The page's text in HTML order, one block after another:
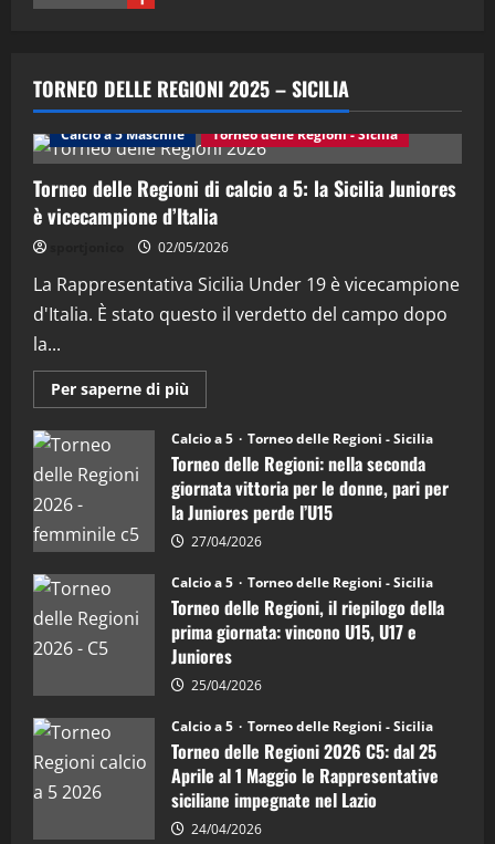
2
“SportEmpire” in Podcast: 29^ Puntata
(Martedi 28 Aprile 2026)
28/04/2026
3
"SportEmpire" in Podcast
“SportEmpire” in Podcast: 28^ Puntata
(Martedi 21 Aprile 2026)
21/04/2026
4
(Martedi 14 Aprile 2026)
5
"SportEmpire" in Podcast
“SportEmpire” in Podcast: 26^ Puntata
(Martedi 07 Aprile 2026)
TORNEO DELLE REGIONI 2025 – SICILIA
Calcio a 5 Maschile Torneo delle Regioni - Sicilia
Torneo delle Regioni di calcio a 5: la Sicilia Juniores
è vicecampione d’Italia
02/05/2026
La Rappresentativa Sicilia Under 19 è vicecampione
d'Italia. È stato questo il verdetto del campo dopo
la...
Per saperne di più
informazioni
Torneo
delle
Regioni
di
calcio
a
5:
la
Juniores
è
vicecampione
d’Italia
Calcio a 5 Torneo delle Regioni - Sicilia
Torneo delle Regioni: nella seconda
giornata vittoria per le donne, pari per
la Juniores perde l’U15
27/04/2026
Calcio a 5 Torneo delle Regioni - Sicilia
Torneo delle Regioni, il riepilogo della
prima giornata: vincono U15, U17 e
Juniores
25/04/2026
Calcio a 5 Torneo delle Regioni - Sicilia
Torneo delle Regioni 2026 C5: dal 25
Aprile al 1 Maggio le Rappresentative
siciliane impegnate nel Lazio
24/04/2026